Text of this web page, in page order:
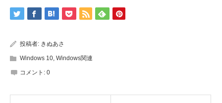
投稿者: きぬあさ
Windows 10 Windows関連
コメント: 0